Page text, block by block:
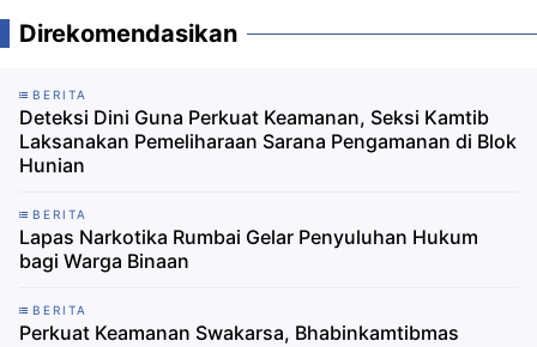
Direkomendasikan
BERITA
Deteksi Dini Guna Perkuat Keamanan, Seksi Kamtib
Laksanakan Pemeliharaan Sarana Pengamanan di Blok
Hunian
BERITA
Lapas Narkotika Rumbai Gelar Penyuluhan Hukum
bagi Warga Binaan
BERITA
Perkuat Keamanan Swakarsa, Bhabinkamtibmas